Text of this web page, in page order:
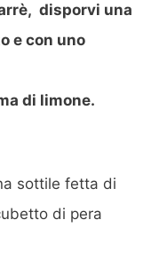
disporvi una
e con uno
di limone.
sottile fetta di
di pera